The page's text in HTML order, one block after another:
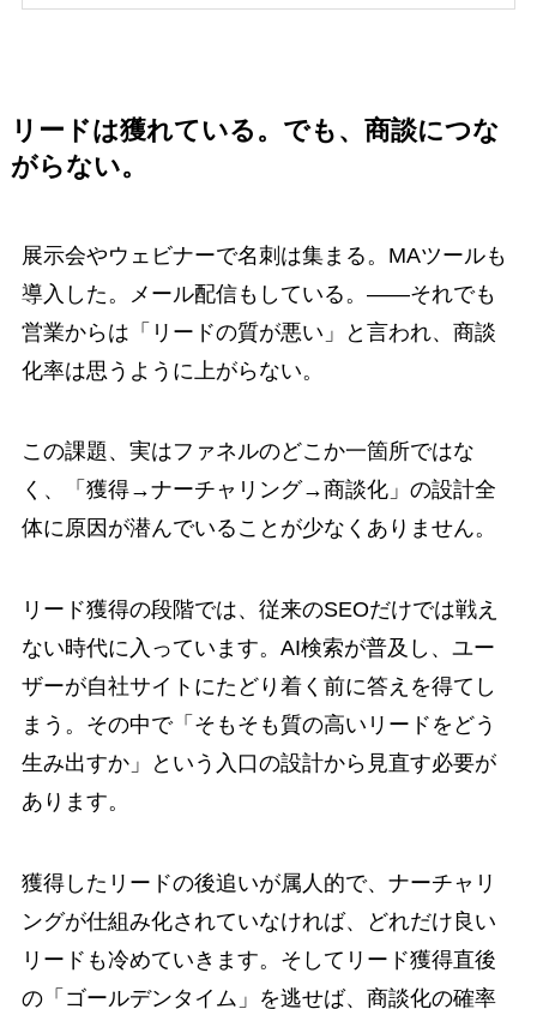
リードは獲れている。でも、商談につな
がらない。
展示会やウェビナーで名刺は集まる。MAツールも
導入した。メール配信もしている。——それでも
営業からは「リードの質が悪い」と言われ、商談
化率は思うように上がらない。
この課題、実はファネルのどこか一箇所ではな
く、「獲得→ナーチャリング→商談化」の設計全
体に原因が潜んでいることが少なくありません。
リード獲得の段階では、従来のSEOだけでは戦え
ない時代に入っています。AI検索が普及し、ユー
ザーが自社サイトにたどり着く前に答えを得てし
まう。その中で「そもそも質の高いリードをどう
生み出すか」という入口の設計から見直す必要が
あります。
獲得したリードの後追いが属人的で、ナーチャリ
ングが仕組み化されていなければ、どれだけ良い
リードも冷めていきます。そしてリード獲得直後
の「ゴールデンタイム」を逃せば、商談化の確率